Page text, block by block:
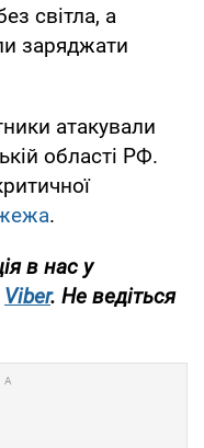
світла, а
заряджати
атакували
області РФ.
.
в нас у
Viber. Не ведіться